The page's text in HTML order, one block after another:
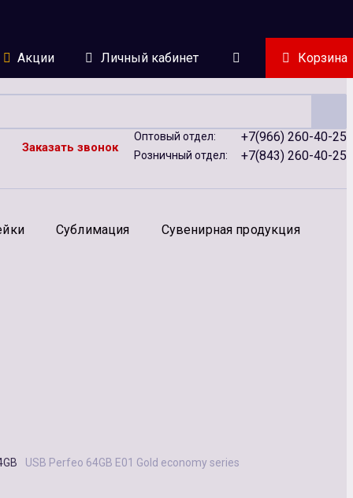
Акции Личный кабинет Корзина
Заказать звонок
Оптовый отдел: +7(966) 260-40-25
Розничный отдел: +7(843) 260-40-25
Сублимация
Сувенирная продукция
USB Perfeo 64GB E01 Gold economy series